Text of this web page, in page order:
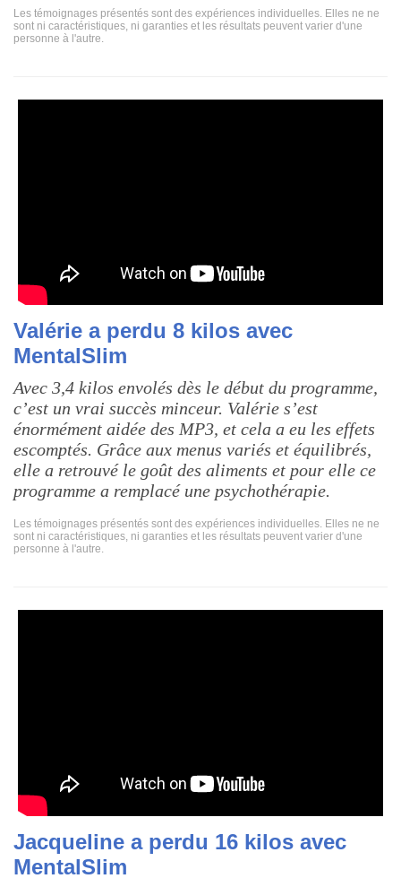
Les témoignages présentés sont des expériences individuelles. Elles ne ne
sont ni caractéristiques, ni garanties et les résultats peuvent varier d'une
personne à l'autre.
Valérie a perdu 8 kilos avec
MentalSlim
Avec 3,4 kilos envolés dès le début du programme,
c’est un vrai succès minceur. Valérie s’est
énormément aidée des MP3, et cela a eu les effets
escomptés. Grâce aux menus variés et équilibrés,
elle a retrouvé le goût des aliments et pour elle ce
programme a remplacé une psychothérapie.
Les témoignages présentés sont des expériences individuelles. Elles ne ne
sont ni caractéristiques, ni garanties et les résultats peuvent varier d'une
personne à l'autre.
Jacqueline a perdu 16 kilos avec
MentalSlim